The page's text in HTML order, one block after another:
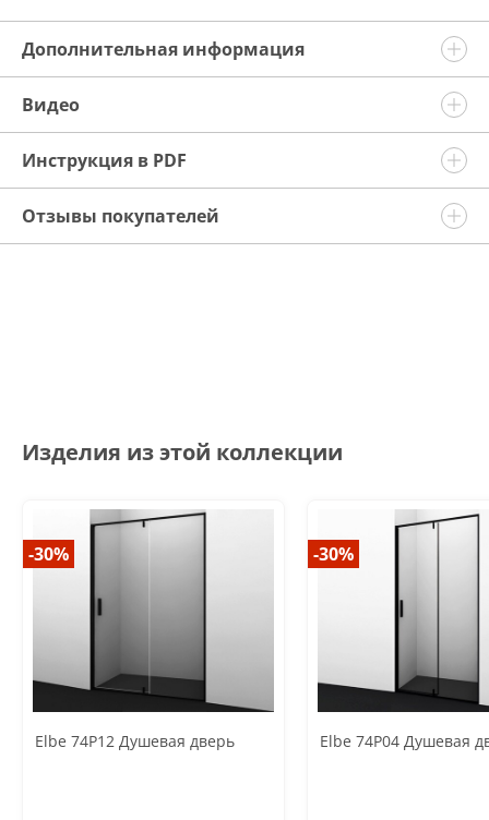
Дополнительная информация
Видео
Инструкция в PDF
Отзывы покупателей
Изделия из этой коллекции
-30%
Elbe 74P12 Душевая дверь
-30%
Elbe 74P04 Душевая